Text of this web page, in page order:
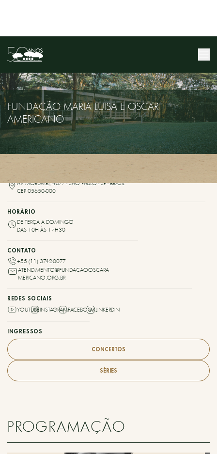
FUNDAÇÃO MARIA LUISA E OSCAR
AMERICANO
AV. MORUMBI, 4077 - SÃO PAULO - SP - BRASIL
CEP 05650-000
HORÁRIO
DE TERÇA A DOMINGO
DAS 10H ÀS 17H30
CONTATO
+55 (11) 3742-0077
ATENDIMENTO@FUNDACAOOSCARA
MERICANO.ORG.BR
REDES SOCIAIS
YOUTUBEINSTAGRAMFACEBOOKLINKERDIN
INGRESSOS
CONCERTOS
SÉRIES
PROGRAMAÇÃO